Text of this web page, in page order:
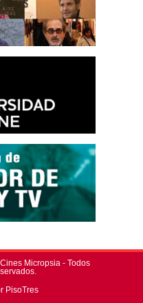
Micropsia - Todos
PisoTres